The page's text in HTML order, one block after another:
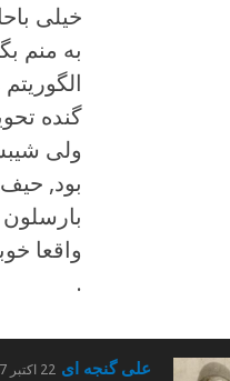
خیلی
به منم
گنده
ولی
بود,
واقعا
.
علی گنجه ای 22 اکتبر 2017